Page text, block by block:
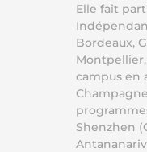
Elle fait
Bordeaux,
Montpellier,
campus en
Shenzhen